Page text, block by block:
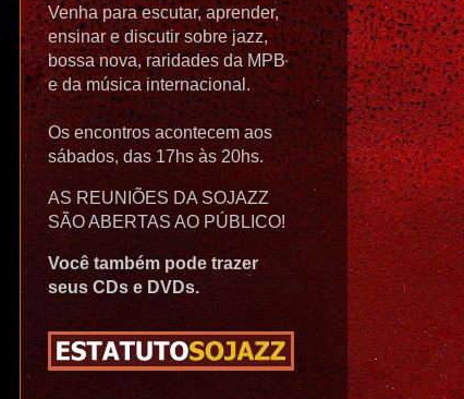
Venha para escutar, aprender,
ensinar e discutir sobre jazz,
bossa nova, raridades da MPB
e da música internacional.
Os encontros acontecem aos
sábados, das 17hs às 20hs.
AS REUNIÕES DA SOJAZZ
SÃO ABERTAS AO PÚBLICO!
Você também pode trazer
seus CDs e DVDs.